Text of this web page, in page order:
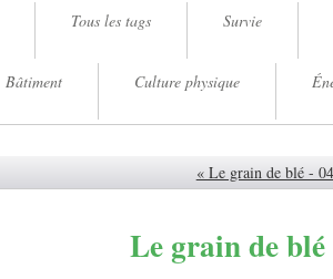
Tous les tags Survie
Bâtiment Culture physique
« Le grain de blé -
Le grain de blé